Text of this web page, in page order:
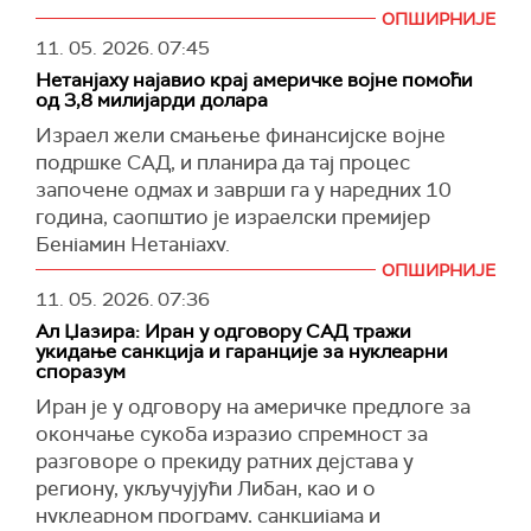
дипломатију, искористићемо ту прилику.
Међутим, дипломатија има своја правила.
Одлука ће бити заснована на нашим
националним интересима, а Иран је показао да
смо посвећени заштити интереса нашег
народа", поручио је Багеи.
(Al Jazeera, Reuters)
ИДФ наводи да је један од тунелских праваца
био део шире подземне мреже која је
коришћена за задржавање талаца. У оквиру
тог тунела налазило се више просторија, за
које израелска војска тврди да су их
користили високи команданти Бригаде Хамаса
у Кан Јунису.
(Times of Israel)
— צבא ההגנה לישראל (@idfonline) May 11, 2026
ОПШИРНИЈЕ
11. 05. 2026.07:45
Нетанјаху најавио крај америчке војне помоћи
од 3,8 милијарди долара
Израел жели смањење финансијске војне
подршке САД, и планира да тај процес
започене одмах и заврши га у наредних 10
година, саопштио је израелски премијер
Бенјамин Нетанјаху.
на питање да ли
разматра смањење америчке финансијске
подршке, израелски премијер је потврдно
одговорио.
"Апсолутно. И рекао сам то председнику САД
Доналду Трампу", изјавио је Нетанјаху.
Он је прецизирао да његова влада жели да
смањи америчку финансијску подршку,
односно финансијску компоненту војне
ОПШИРНИЈЕ
11. 05. 2026.07:36
Ал Џазира: Иран у одговору САД тражи
укидање санкција и гаранције за нуклеарни
споразум
Иран је у одговору на америчке предлоге за
окончање сукоба изразио спремност за
разговоре о прекиду ратних дејстава у
региону, укључујући Либан, као и о
нуклеарном програму, санкцијама и